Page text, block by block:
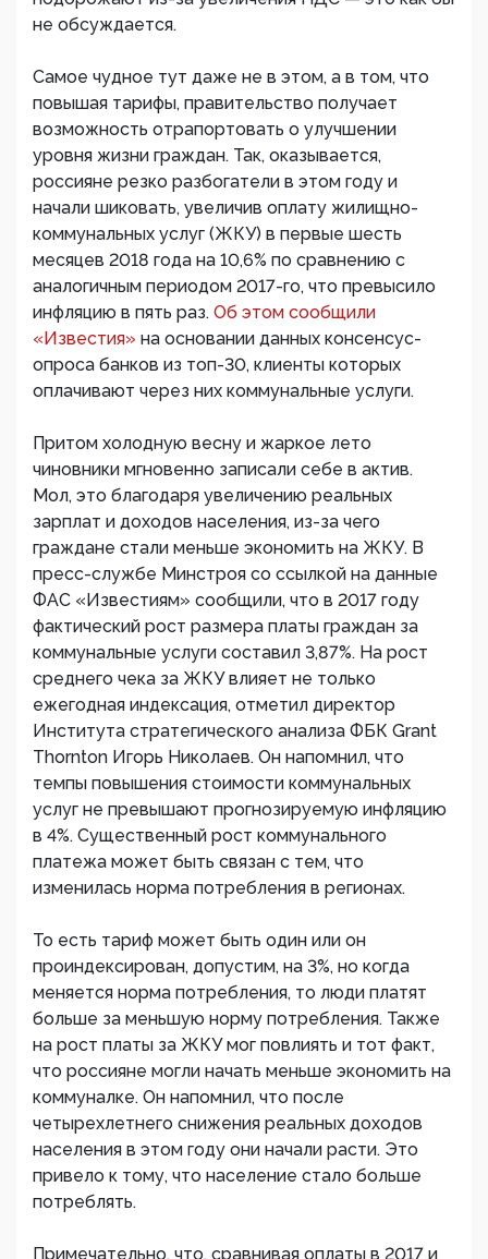
не обсуждается.
Самое чудное тут даже не в этом, а в том, что
повышая тарифы, правительство получает
возможность отрапортовать о улучшении
уровня жизни граждан. Так, оказывается,
россияне резко разбогатели в этом году и
начали шиковать, увеличив оплату жилищно-
коммунальных услуг (ЖКУ) в первые шесть
месяцев 2018 года на 10,6% по сравнению с
аналогичным периодом 2017-го, что превысило
инфляцию в пять раз. Об этом сообщили
«Известия» на основании данных консенсус-
опроса банков из топ-30, клиенты которых
оплачивают через них коммунальные услуги.
Притом холодную весну и жаркое лето
чиновники мгновенно записали себе в актив.
Мол, это благодаря увеличению реальных
зарплат и доходов населения, из-за чего
граждане стали меньше экономить на ЖКУ. В
пресс-службе Минстроя со ссылкой на данные
ФАС «Известиям» сообщили, что в 2017 году
фактический рост размера платы граждан за
коммунальные услуги составил 3,87%. На рост
среднего чека за ЖКУ влияет не только
ежегодная индексация, отметил директор
Института стратегического анализа ФБК Grant
Thornton Игорь Николаев. Он напомнил, что
темпы повышения стоимости коммунальных
услуг не превышают прогнозируемую инфляцию
в 4%. Существенный рост коммунального
платежа может быть связан с тем, что
изменилась норма потребления в регионах.
То есть тариф может быть один или он
проиндексирован, допустим, на 3%, но когда
меняется норма потребления, то люди платят
больше за меньшую норму потребления. Также
на рост платы за ЖКУ мог повлиять и тот факт,
что россияне могли начать меньше экономить на
коммуналке. Он напомнил, что после
четырехлетнего снижения реальных доходов
населения в этом году они начали расти. Это
привело к тому, что население стало больше
потреблять.
Примечательно, что, сравнивая оплаты в 2017 и